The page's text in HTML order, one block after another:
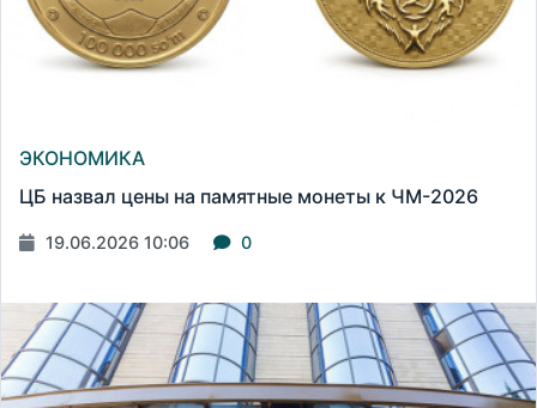
ЭКОНОМИКА
ЦБ назвал цены на памятные монеты к ЧМ-2026
19.06.2026 10:06 0